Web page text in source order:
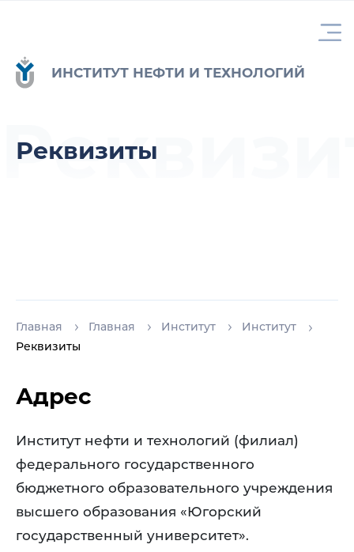
ИНСТИТУТ НЕФТИ И ТЕХНОЛОГИЙ
Реквизиты
Главная Главная Институт
Институт
Реквизиты
Адрес
Институт нефти и технологий (филиал)
федерального государственного
бюджетного образовательного учреждения
высшего образования «Югорский
государственный университет».